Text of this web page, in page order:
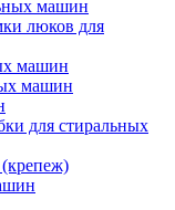
машин
люков для
машин
машин
для стиральных